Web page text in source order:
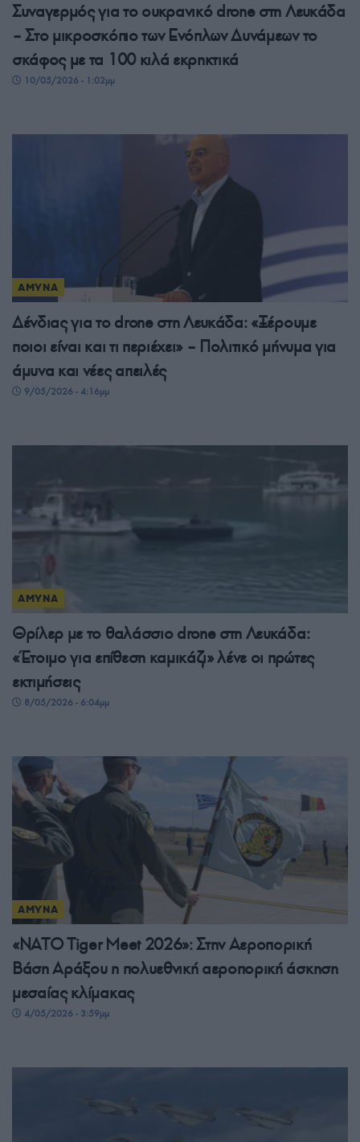
Συναγερμός για το ουκρανικό drone στη Λευκάδα
– Στο μικροσκόπιο των Ενόπλων Δυνάμεων το
σκάφος με τα 100 κιλά εκρηκτικά
10/05/2026 - 1:02μμ
ΑΜΥΝΑ
Δένδιας για το drone στη Λευκάδα: «Ξέρουμε
ποιοι είναι και τι περιέχει» – Πολιτικό μήνυμα για
άμυνα και νέες απειλές
9/05/2026 - 4:16μμ
ΑΜΥΝΑ
Θρίλερ με το θαλάσσιο drone στη Λευκάδα:
«Έτοιμο για επίθεση καμικάζι» λένε οι πρώτες
εκτιμήσεις
8/05/2026 - 6:04μμ
ΑΜΥΝΑ
«NATO Tiger Meet 2026»: Στην Αεροπορική
Βάση Αράξου η πολυεθνική αεροπορική άσκηση
μεσαίας κλίμακας
4/05/2026 - 3:59μμ